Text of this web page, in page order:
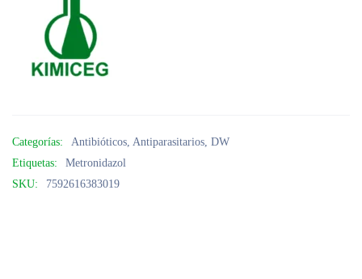
Categorías: Antibióticos, Antiparasitarios, DW
Etiquetas:
Metronidazol
SKU:
7592616383019